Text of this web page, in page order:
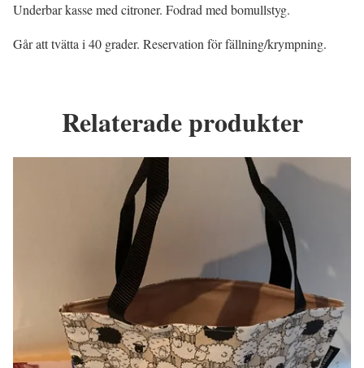
Underbar kasse med citroner. Fodrad med bomullstyg.
Går att tvätta i 40 grader. Reservation för fällning/krympning.
Relaterade produkter